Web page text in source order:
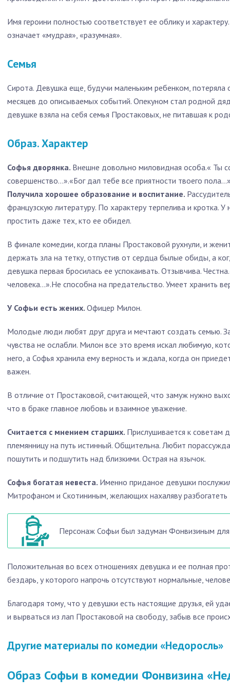
Имя героини полностью соответствует ее облику и
означает «мудрая», «разумная».
Семья
Сирота. Девушка еще, будучи маленьким ребенком, потеряла
месяцев до описываемых событий. Опекуном стал родной
девушке взяла на себя семья Простаковых, не питавшая к
Образ. Характер
Софья дворянка. Внешне довольно миловидная особа.« Ты
совершенство…».«Бог дал тебе все приятности твоего
Получила хорошее образование и воспитание.
французскую литературу. По характеру терпелива и кротка.
простить даже тех, кто ее обидел.
В финале комедии, когда планы Простаковой рухнули, и
держать зла на тетку, отпустив от сердца былые обиды, а
девушка первая бросилась ее успокаивать. Отзывчива.
человека…».Не способна на предательство. Умеет хранить
У Софьи есть жених. Офицер Милон.
Молодые люди любят друг друга и мечтают создать семью.
чувства не ослабли. Милон все это время искал любимую,
него, а Софья хранила ему верность и ждала, когда он
важен.
В отличие от Простаковой, считающей, что замуж нужно
что в браке главное любовь и взаимное уважение.
Считается с мнением старших. Прислушивается к советам
племянницу на путь истинный. Общительна. Любит
пошутить и подшутить над близкими. Острая на язычок.
Софья богатая невеста. Именно приданое девушки
Митрофаном и Скотининым, желающих нахаляву разбогатеть
Персонаж Софьи был задуман Фонвизиным
Положительная во всех отношениях девушка и ее полная
бездарь, у которого напрочь отсутствуют нормальные,
Благодаря тому, что у девушки есть настоящие друзья, ей
и вырваться из лап Простаковой на свободу, забыв все
Другие материалы по комедии «Недоросль»
Образ Софьи в комедии Фонвизина